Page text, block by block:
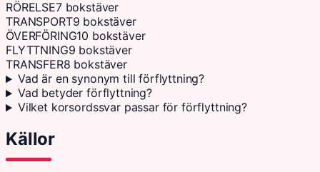
RÖRELSE7 bokstäver
TRANSPORT9 bokstäver
ÖVERFÖRING10 bokstäver
FLYTTNING9 bokstäver
TRANSFER8 bokstäver
Vad är en synonym till förflyttning?
Vad betyder förflyttning?
Vilket korsordssvar passar för förflyttning?
Källor